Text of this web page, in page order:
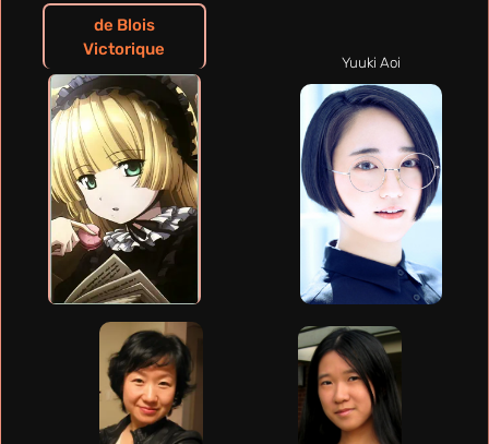
de Blois
Victorique
Yuuki Aoi